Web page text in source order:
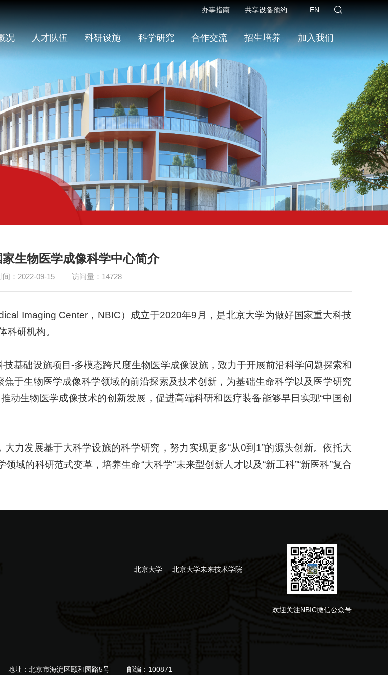
EN
办事指南 共享设备预约
况 人才队伍 科研设施 科学研究 合作交流 招生培养 加入我们
生物医学成像科学中心简介
间：2022-09-15 访问量： 14728
Imaging Center，NBIC）成立于2020年9月，是北京大学为做好国家重大科技
科研机构。
基础设施项目-多模态跨尺度生物医学成像设施，致力于开展前沿科学问题探索和
于生物医学成像科学领域的前沿探索及技术创新，为基础生命科学以及医学研究
动生物医学成像技术的创新发展，促进高端科研和医疗装备能够早日实现“中国创
力发展基于大科学设施的科学研究，努力实现更多“从0到1”的源头创新。依托大
域的科研范式变革，培养生命“大科学”未来型创新人才以及“新工科”“新医科”复合
欢迎关注NBIC微信公众号
北京大学 北京大学未来技术学院
地址：北京市海淀区颐和园路5号 邮编：100871